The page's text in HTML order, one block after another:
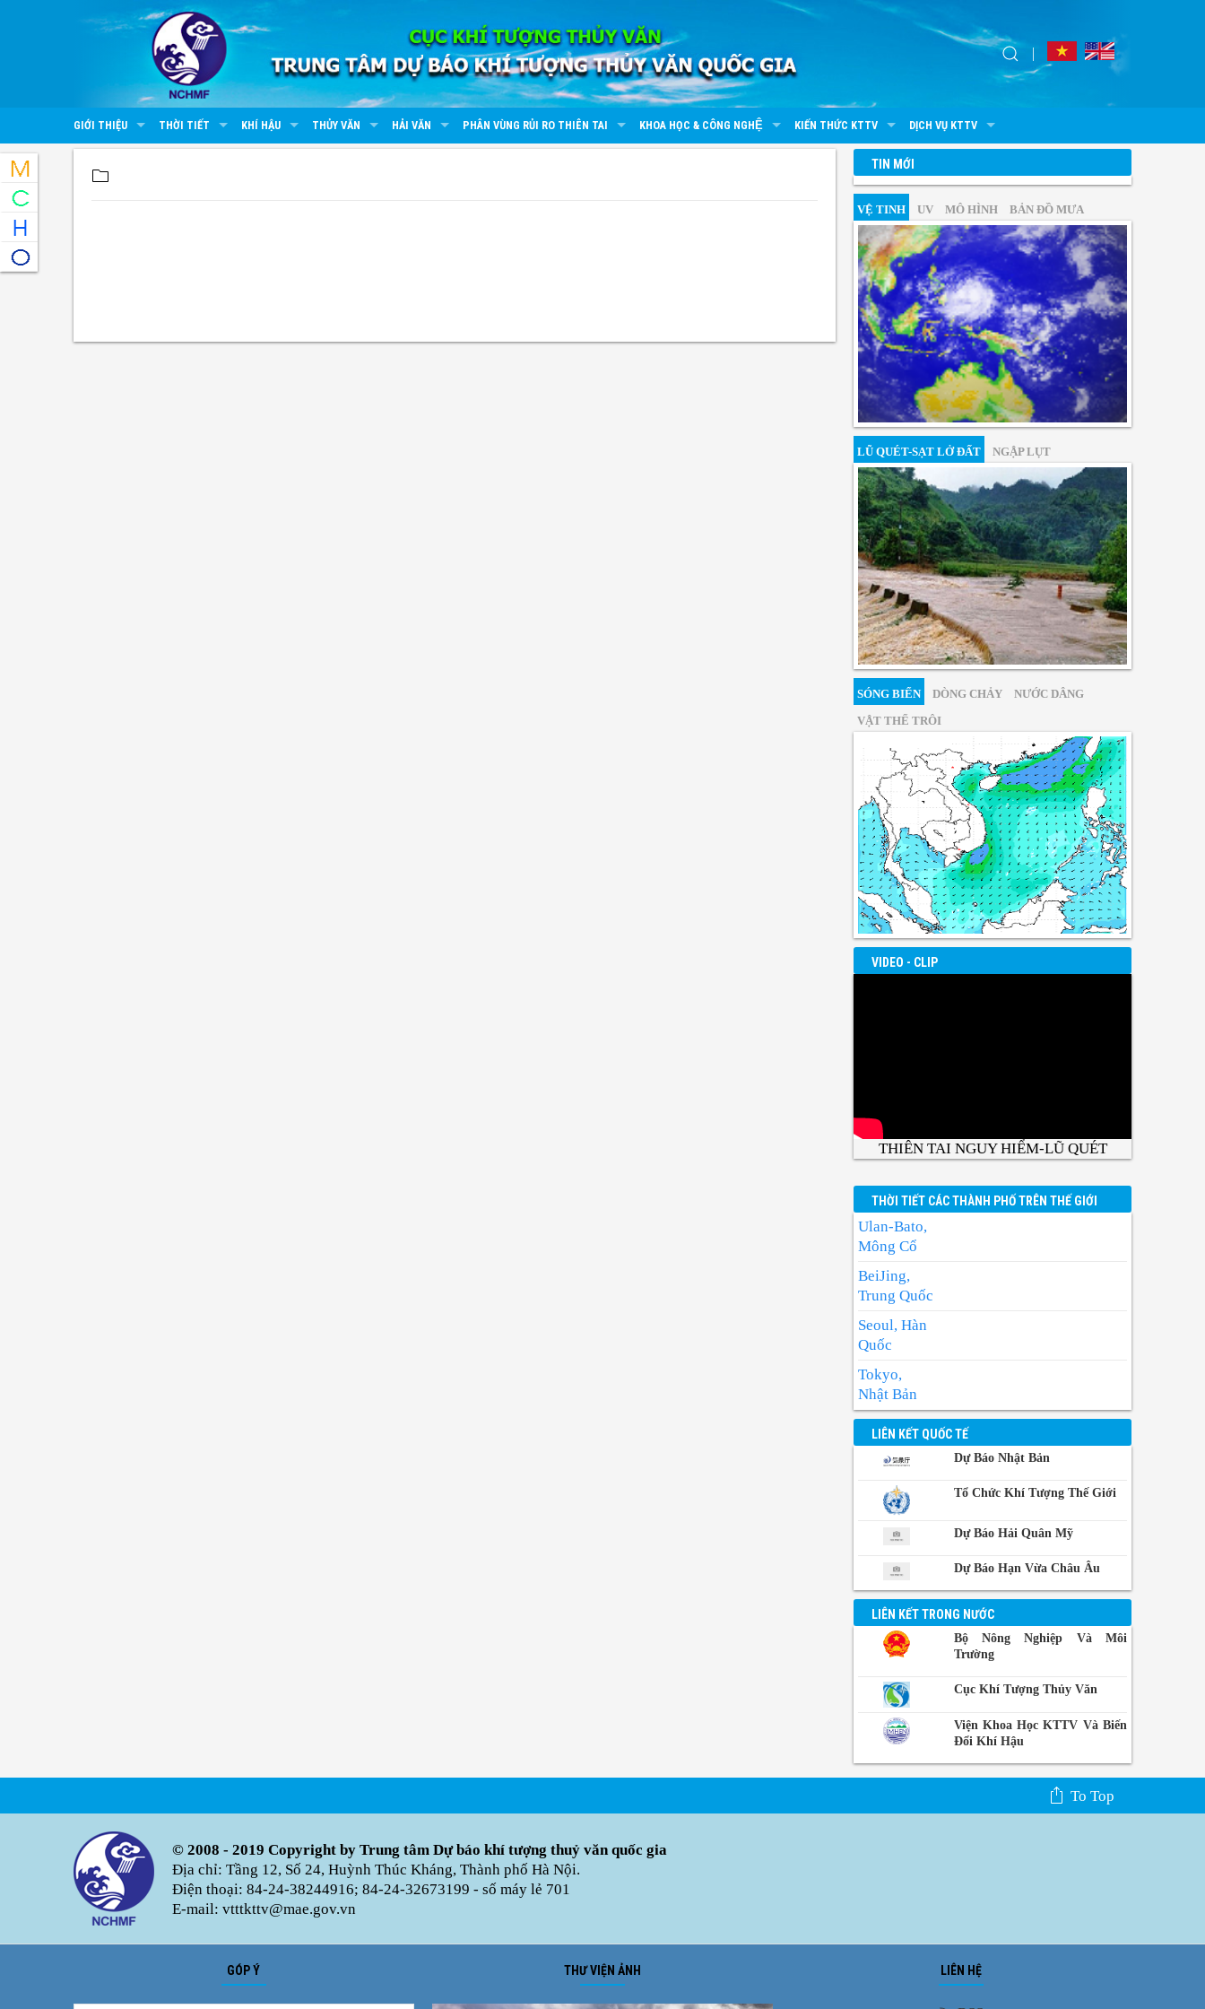
GIỚI THIỆU THỜI TIẾT KHÍ HẬU THỦY VĂN HẢI VĂN PHÂN VÙNG RỦI RO THIÊN TAI KHOA HỌC & CÔNG NGHỆ KIẾN THỨC KTTV DỊCH VỤ KTTV
TIN MỚI
VỆ TINH UV MÔ HÌNH BẢN ĐỒ MƯA
LŨ QUÉT-SẠT LỞ ĐẤT NGẬP LỤT
SÓNG BIỂN DÒNG CHẢY
NƯỚC DÂNG
VẬT THỂ TRÔI
VIDEO - CLIP
THIÊN TAI NGUY HIỂM-LŨ QUÉT
THỜI TIẾT CÁC THÀNH PHỐ TRÊN THẾ GIỚI
Ulan-Bato,
Mông Cổ
BeiJing,
Trung Quốc
Seoul, Hàn
Quốc
Tokyo,
Nhật Bản
BangKok,
Thái Lan
Philippin
Penh,
Campuchia
LIÊN KẾT QUỐC TẾ
Dự Báo Nhật Bản
Tổ Chức Khí Tượng Thế Giới
Dự Báo Hải Quân Mỹ
Dự Báo Hạn Vừa Châu Âu
LIÊN KẾT TRONG NƯỚC
Bộ Nông Nghiệp Và Môi
Trường
Cục Khí Tượng Thủy Văn
Viện Khoa Học KTTV Và Biến
Đổi Khí Hậu
To Top
© 2008 - 2019 Copyright by Trung tâm Dự báo khí tượng thuỷ văn quốc gia
Địa chỉ: Tầng 12, Số 24, Huỳnh Thúc Kháng, Thành phố Hà Nội.
Điện thoại: 84-24-38244916; 84-24-32673199 - số máy lẻ 701
E-mail: vtttkttv@mae.gov.vn
GÓP Ý THƯ VIỆN ẢNH LIÊN HỆ